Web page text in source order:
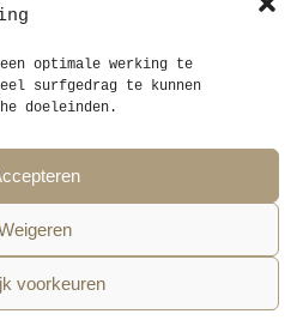
optimale werking te
surfgedrag te kunnen
doeleinden.
voorkeuren
met de houten